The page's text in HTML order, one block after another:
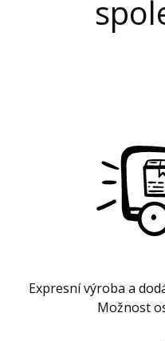
Expresní výroba a
Možnost